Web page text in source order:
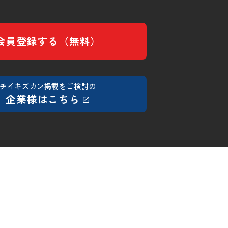
員登録する（無料）
チイキズカン掲載をご検討の
企業様はこちら